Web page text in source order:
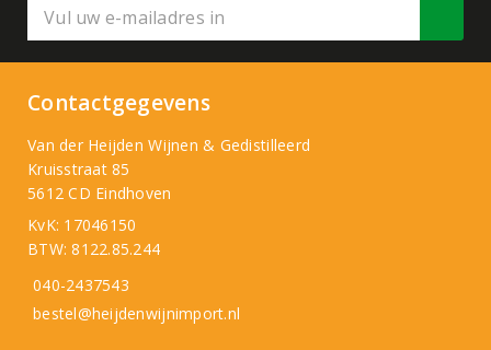
Contactgegevens
Van der Heijden Wijnen & Gedistilleerd
Kruisstraat 85
5612 CD Eindhoven
KvK: 17046150
BTW: 8122.85.244
040-2437543
bestel@heijdenwijnimport.nl